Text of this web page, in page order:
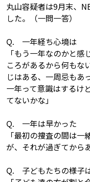
丸山容疑者は9月末、
した。（一問一答）
Q. 一年経ち心境は
「もう一年なのかと
ころがあるから何もな
じはある、一周忌もあ
一年って意識はするけ
てないかな」
Q. 一年は早かった
「最初の捜査の間は
が、それが過ぎてから
Q. 子どもたちの様子